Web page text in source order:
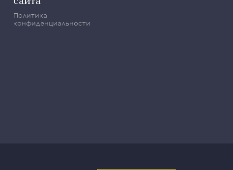
Политика
конфиденциальности